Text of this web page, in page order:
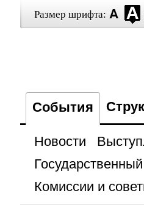
Размер шрифта:
События
Новости
Комиссии и